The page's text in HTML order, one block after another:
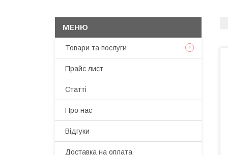
Товари та послуги
Прайс лист
Статті
Про нас
Відгуки
Доставка на оплата